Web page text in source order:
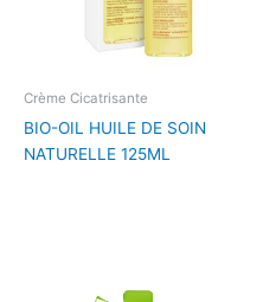
Crème Cicatrisante
BIO-OIL HUILE DE SOIN
NATURELLE 125ML